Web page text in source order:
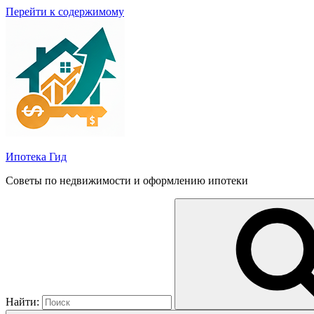
Перейти к содержимому
Ипотека Гид
Советы по недвижимости и оформлению ипотеки
Найти: